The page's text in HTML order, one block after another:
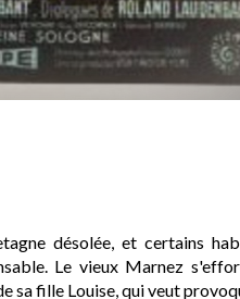
désolée, et certains
Le vieux Marnez
sa fille Louise, qui veut